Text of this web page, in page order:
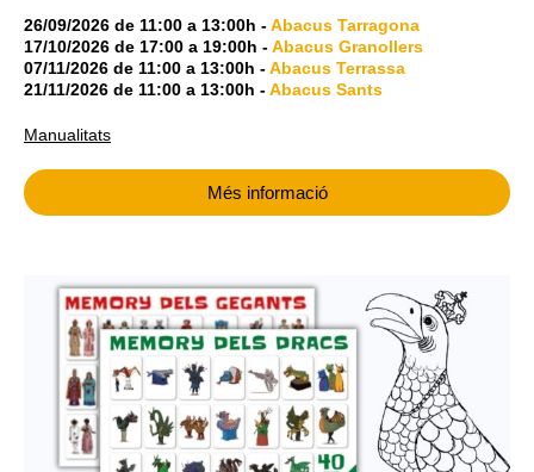
26/09/2026 de 11:00 a 13:00h -Abacus Tarragona
17/10/2026 de 17:00 a 19:00h -Abacus Granollers
07/11/2026 de 11:00 a 13:00h -Abacus Terrassa
21/11/2026 de 11:00 a 13:00h -Abacus Sants
Manualitats
Més informació